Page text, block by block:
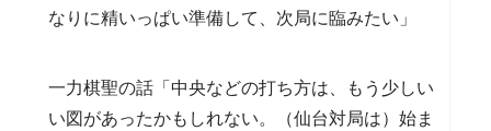
なりに精いっぱい準備して、次局に臨みたい」
一力棋聖の話「中央などの打ち方は、もう少しい
い図があったかもしれない。（仙台対局は）始ま